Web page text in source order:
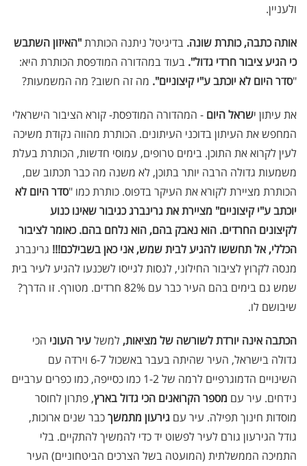
ולעניין.
אותה כתבה, כותרת שונה. בדיגיטל ניתנה הכותרת"האיזון השתבש
כי הגיע ציבור חרדי גדול". בעוד במהדורה המודפסת הכותרת היא:
"סדר היום לא יוכתב ע"י קיצוניים". מה זה חשוב? מה המשמעות?
את עיתון ישראל היום - המהדורה המודפסת- קורא הציבור הישראלי
המחפש את העיתון בדוכני העיתונים. הכותרת מהווה נקודת משיכה
לעין לקרוא את התוכן. בימים טרופים, עמוסי חדשות, הכותרת בעלת
משמעות גדולה הרבה יותר בתוכן, לא משנה מה כבר תכתוב שם,
הכותרת מציירת לקורא את העיקר בדפוס. כותרת כמו "סדר היום לא
יוכתב ע"י קיצוניים" מציירת את גרינברג כגיבור שאינו כנוע
לקיצונים החרדים. הוא נאבק בהם, הוא נלחם בהם. כאומר לציבור
הכללי, אל תחששו להגיע לבית שמש, אני כאן בשבילכם!!! גרינברג
מנסה לקרוץ לציבור החילוני, לנסות לגייסו לשכנעו להגיע לעיר בית
שמש גם בימים בהם העיר כבר עם 82% חרדים. מטורף. זו הדרך?
שיבושם לו.
הכתבה אינה יורדת לשורשה של מציאות, למשלעיר העוני הכי
גדולה בישראל, העיר שהיתה בעבר באשכול 6-7 וירדה עם
השינויים הדמוגרפיים לרמה של 1-2 כמו כסייפה, כמו כפרים ערביים
נידחים. עיר עם מספר הקרואנים הכי גדול בארץ, פתרון לחוסר
מוסדות חינוך תפילה. עיר עם גירעון מתמשךכבר שנים ארוכות,
גודל הגירעון גורם לעיר לפשוט יד כדי להמשיך להתקיים. בלי
התמיכה הממשלתית (המועטה בשל הצרכים הביטחוניים) העיר